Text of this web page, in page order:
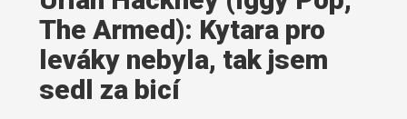
The Armed): Kytara pro
leváky nebyla, tak jsem
sedl za bicí